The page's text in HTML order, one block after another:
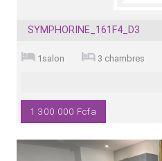
SYMPHORINE_161F4_D3
1salon 3 chambres
1 300 000 Fcfa